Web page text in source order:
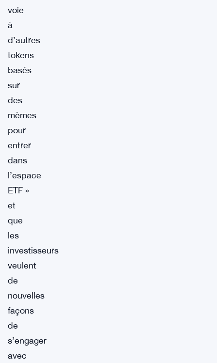
voie
à
d’autres
tokens
basés
sur
des
mèmes
pour
entrer
dans
l’espace
ETF »
et
que
les
investisseurs
veulent
de
nouvelles
façons
de
s’engager
avec